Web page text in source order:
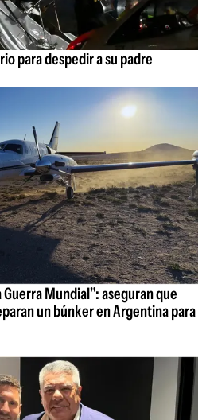
para despedir a su padre
Mundial": aseguran que
un búnker en Argentina para